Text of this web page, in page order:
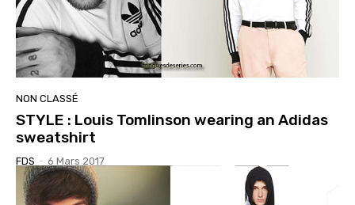
NON CLASSÉ
STYLE : Louis Tomlinson wearing an Adidas
sweatshirt
FDS - 6 Mars 2017